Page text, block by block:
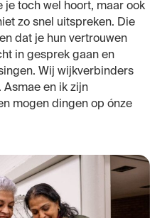
je toch wel hoort, maar ook
zo snel uitspreken. Die
dat je hun vertrouwen
in gesprek gaan en
Wij wijkverbinders
Asmae en ik zijn
mogen dingen op ónze